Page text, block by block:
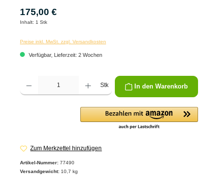
175,00 €
Inhalt: 1 Stk
Preise inkl. MwSt. zzgl. Versandkosten
Verfügbar, Lieferzeit: 2 Wochen
Produkt Anzahl: Gib den gewünschten Wert ein oder benutze die Schaltflächen um
Stk In den Warenkorb
Zum Merkzettel hinzufügen
Artikel-Nummer: 77490
Versandgewicht: 10,7 kg